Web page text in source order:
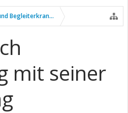
Begleiterkrankungen
mit seiner